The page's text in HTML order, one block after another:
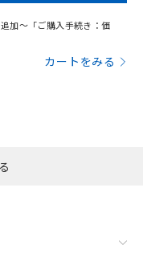
加～「ご購入手続き：価
カートをみる